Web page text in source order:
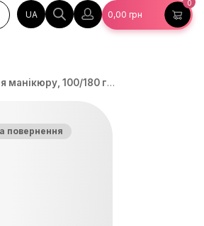
UA 0,00 грн
0
гріт, Півмісяць 18 см, 2 шт
повернення